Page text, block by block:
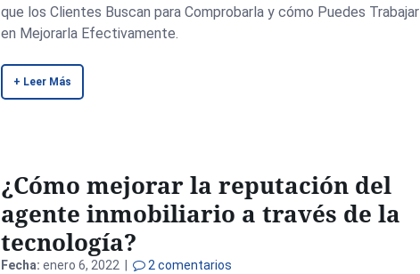
que los Clientes Buscan para Comprobarla y cómo Puedes Trabajar
en Mejorarla Efectivamente.
+ Leer Más
¿Cómo mejorar la reputación del
agente inmobiliario a través de la
tecnología?
Fecha: enero 6, 2022 | 2 comentarios